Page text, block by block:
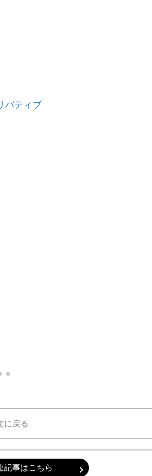
バティブ
に戻る
記事はこちら